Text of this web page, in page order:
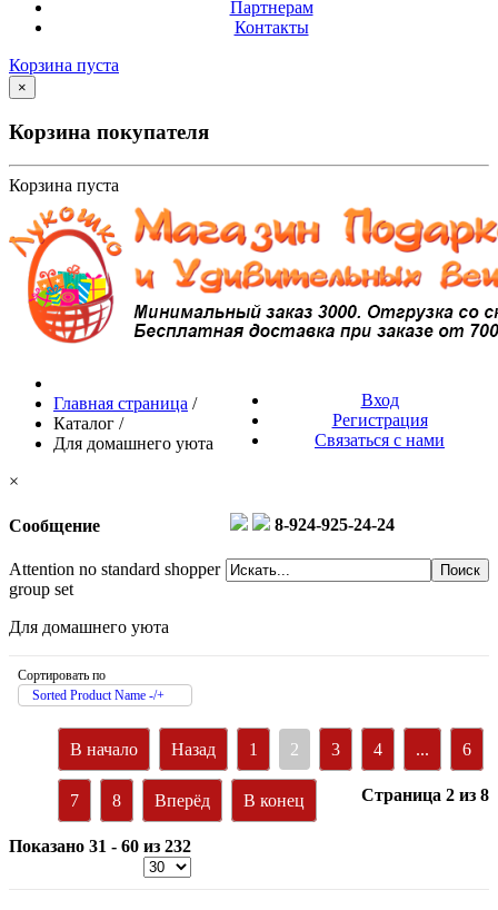
Партнерам
Контакты
Корзина пуста
×
Корзина покупателя
Корзина пуста
Вход
Регистрация
Связаться с нами
8-924-925-24-24
Главная страница /
Каталог /
Для домашнего уюта
×
Сообщение
Attention no standard shopper
group set
Для домашнего уюта
Сортировать по
Sorted Product Name -/+
В начало Назад 1 2 3 4 ... 6
7 8 Вперёд В конец Страница 2 из 8
Показано 31 - 60 из 232